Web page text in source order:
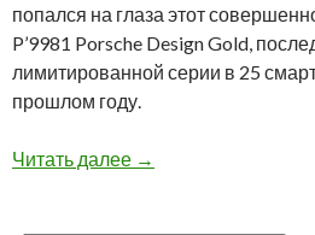
попался на глаза этот
P’9981 Porsche Design Gold,
лимитированной серии в 25
прошлом году.
Читать далее Последний
→